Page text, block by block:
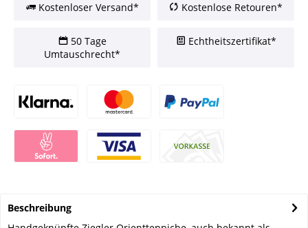
Kostenloser Versand* Kostenlose Retouren*
50 Tage
Umtauschrecht*
Echtheitszertifikat*
Beschreibung